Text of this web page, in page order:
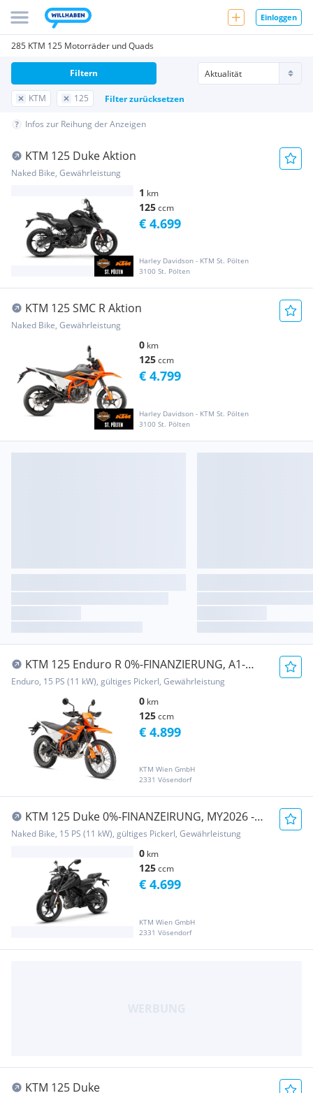
Einloggen
285 KTM 125 Motorräder und Quads
KTM 125 Filter zurücksetzen
Filtern
Infos zur Reihung der Anzeigen
KTM 125 Duke Aktion
Naked Bike, Gewährleistung
1 km
125ccm
Harley Davidson - KTM St. Pölten
3100 St. Pölten
€ 4.699
KTM 125 SMC R Aktion
Naked Bike, Gewährleistung
0 km
125ccm
Harley Davidson - KTM St. Pölten
3100 St. Pölten
€ 4.799
KTM 125 Enduro R 0%-FINANZIERUNG, A1-
Führerschein -...
Enduro, 15 PS (11 kW), gültiges Pickerl, Gewährleistung
0 km
125ccm
KTM Wien GmbH
2331 Vösendorf
€ 4.899
KTM 125 Duke 0%-FINANZEIRUNG, MY2026 -
PROMPT VERFÜ...
Naked Bike, 15 PS (11 kW), gültiges Pickerl, Gewährleistung
0 km
125ccm
KTM Wien GmbH
2331 Vösendorf
€ 4.699
KTM 125 Duke